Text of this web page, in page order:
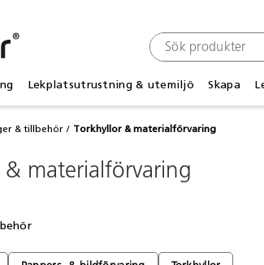
Lekplatsutrustning & utemiljö Skapa
& tillbehör Torkhyllor & materialförvaring
& materialförvaring